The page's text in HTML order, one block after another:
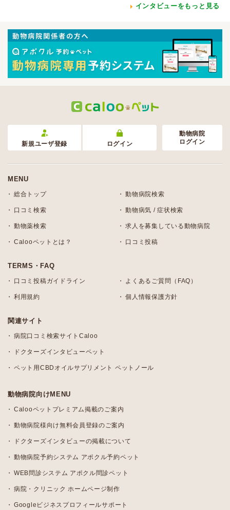
インタビューをもっと見る
新規ユーザ登録 ログイン
動物病院
ログイン
MENU
総合トップ 動物病院検索
口コミ検索 動物病気 / 症状検索
動物薬検索 求人を募集している動物病院
Calooペットとは？ 口コミ投稿
TERMS・FAQ
口コミ投稿ガイドライン よくあるご質問（FAQ）
利用規約 個人情報保護方針
関連サイト
病院口コミ検索サイトCaloo
ドクターズインタビューペット
ペット用CBDオイルサプリメント ペットノール
動物病院向けMENU
Calooペットプレミアム掲載のご案内
動物病院様向け無料会員登録のご案内
ドクターズインタビューの掲載について
動物病院予約システム アポクル予約ペット
WEB問診システム アポクル問診ペット
病院・クリニック ホームページ制作
Googleビジネスプロフィールサポート